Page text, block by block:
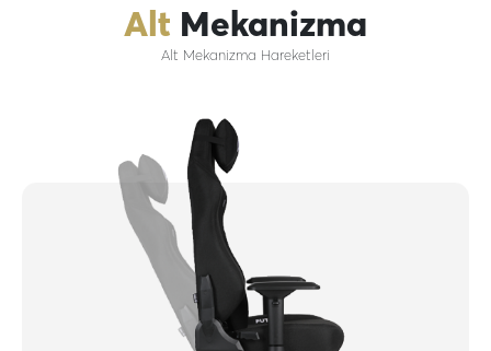
Alt Mekanizma
Alt Mekanizma Hareketleri